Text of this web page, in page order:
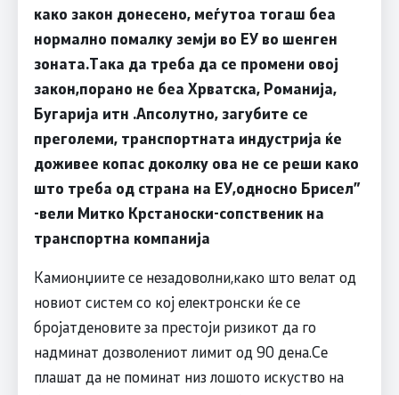
како закон донесено, меѓутоа тогаш беа
нормално помалку земји во ЕУ во шенген
зоната.Така да треба да се промени овој
закон,порано не беа Хрватска, Романија,
Бугарија итн .Апсолутно, загубите се
преголеми, транспортната индустрија ќе
доживее копас доколку ова не се реши како
што треба од страна на ЕУ,односно Брисел”
-вели Митко Крстаноски-сопственик на
транспортна компанија
Камионџиите се незадоволни,како што велат од
новиот систем со кој електронски ќе се
бројатденовите за престоји ризикот да го
надминат дозволениот лимит од 90 дена.Се
плашат да не поминат низ лошото искуство на